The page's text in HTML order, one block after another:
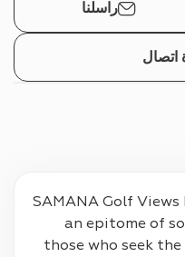
راسلنا
اتصال
SAMANA Golf Views
an epitome of
those who seek